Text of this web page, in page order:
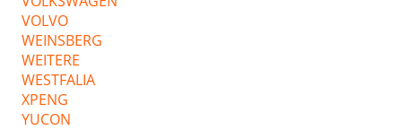
VOLVO
WEINSBERG
WEITERE
WESTFALIA
XPENG
YUCON